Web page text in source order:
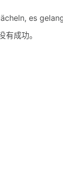
es
成功。